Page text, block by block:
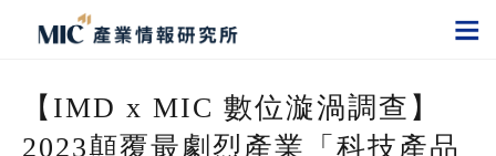
【IMD x MIC 數位漩渦調查】
2023顛覆最劇烈產業「科技產品